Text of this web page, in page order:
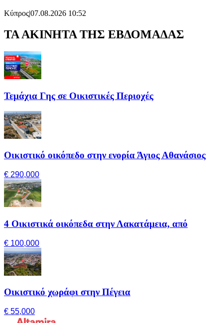
Κύπρος|07.08.2026 10:52
ΤΑ ΑΚΙΝΗΤΑ ΤΗΣ ΕΒΔΟΜΑΔΑΣ
Τεμάχια Γης σε Οικιστικές Περιοχές
Οικιστικό οικόπεδο στην ενορία Άγιος Αθανάσιος
€ 290,000
4 Οικιστικά οικόπεδα στην Λακατάμεια, από
€ 100,000
Οικιστικό χωράφι στην Πέγεια
€ 55,000